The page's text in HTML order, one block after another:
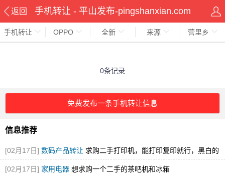
返回 手机转让 - 平山发布-pingshanxian.com
手机转让 OPPO 全新 来源 营里乡
0条记录
免费发布一条手机转让信息
信息推荐
[02月17日] 数码产品转让 求购二手打印机，能打印复印就行，黑白的
就可
[02月17日] 家用电器 想求购一个二手的茶吧机和冰箱